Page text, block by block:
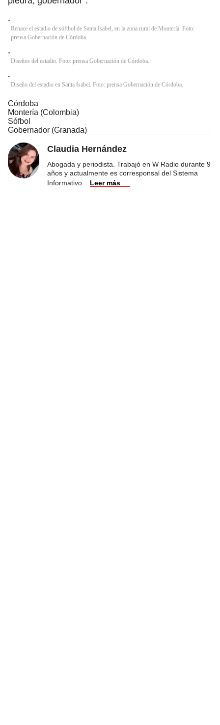
Renace el estadio de sóftbol de Santa Isabel, en la zona rural de Montería. Foto:
prensa Gobernación de Córdoba.
Diseños del estadio. Foto: prensa Gobernación de Córdoba.
Diseño del estadio en Santa Isabel. Foto: prensa Gobernación de Córdoba.
Córdoba
Montería (Colombia)
Sófbol
Gobernador (Granada)
Claudia Hernández
Abogada y periodista. Trabajó en W Radio durante 9
años y actualmente es corresponsal del Sistema
Informativo
Leer más